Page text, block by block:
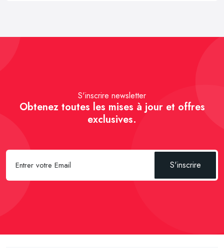
S'inscrire newsletter
Obtenez toutes les mises à jour et offres
exclusives.
S'inscrire